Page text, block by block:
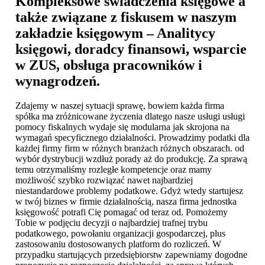
także związane z fiskusem w naszym
zakładzie księgowym – Analitycy
księgowi, doradcy finansowi, wsparcie
w ZUS, obsługa pracowników i
wynagrodzeń.
Zdajemy w naszej sytuacji sprawę, bowiem każda firma
spółka ma zróżnicowane życzenia dlatego nasze usługi usługi
pomocy fiskalnych wydaje się modularna jak skrojona na
wymagań specyficznego działalności. Prowadzimy podatki dla
każdej firmy firm w różnych branżach różnych obszarach. od
wybór dystrybucji wzdłuż porady aż do produkcję. Za sprawą
temu otrzymaliśmy rozległe kompetencje oraz mamy
możliwość szybko rozwiązać nawet najbardziej
niestandardowe problemy podatkowe. Gdyż wtedy startujesz
w twój biznes w firmie działalnością, nasza firma jednostka
księgowość potrafi Cię pomagać od teraz od. Pomożemy
Tobie w podjęciu decyzji o najbardziej trafnej trybu
podatkowego, powołaniu organizacji gospodarczej, plus
zastosowaniu dostosowanych platform do rozliczeń. W
przypadku startujących przedsiębiorstw zapewniamy dogodne